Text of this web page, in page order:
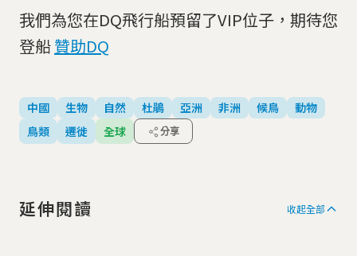
我們為您在DQ飛行船預留了VIP位子，期待您
登船贊助DQ
中國 生物 自然 杜鵑 亞洲 非洲 候鳥
動物
鳥類
遷徙 全球 分享
延伸閱讀 收起全部